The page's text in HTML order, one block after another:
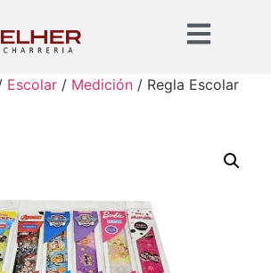
Escolar / Medición / Regla Escolar